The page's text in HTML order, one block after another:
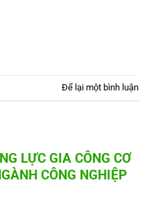
Để lại một bình luận
LỰC GIA CÔNG CƠ
CÔNG NGHIỆP